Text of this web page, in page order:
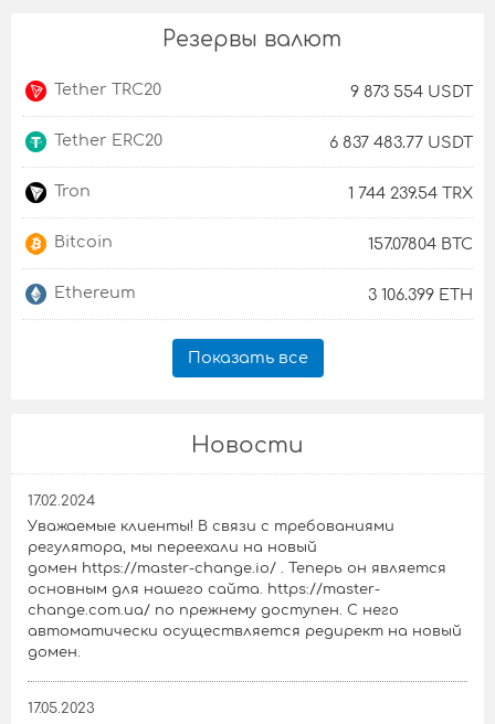
Резервы валют
Tether TRC20 9 873 554 USDT
Tether ERC20 6 837 483.77 USDT
Tron 1 744 239.54 TRX
Bitcoin 157.07804 BTC
Ethereum 3 106.399 ETH
Показать все
Новости
17.02.2024
Уважаемые клиенты! В связи с требованиями
регулятора, мы переехали на новый
домен https://master-change.io/ . Теперь он является
основным для нашего сайта. https://master-
change.com.ua/ по прежнему доступен. С него
автоматически осуществляется редирект на новый
домен.
17.05.2023